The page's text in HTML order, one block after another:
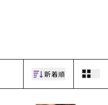
店頭受取サービス
ギフトラッピング
下取り保証について
新着順